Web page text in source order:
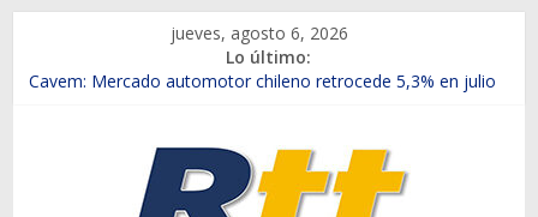
contenido
jueves, agosto 6, 2026
Lo último:
Chile es el primer mercado internacional en lanzar la nueva
Salfa suma vehículos electrificados de Chevrolet en el Biobío
Samex amplía su red con nuevas sucursales en Rancagua y